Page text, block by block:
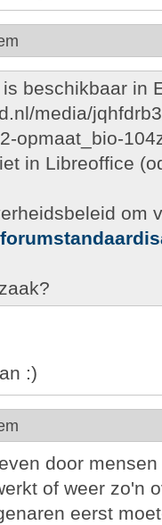
is beschikbaar in
media/
opmaat_bio-
in Libreoffice
om
:)
door
of weer zo'n
eerst